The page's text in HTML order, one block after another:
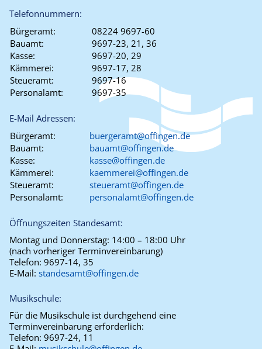
Telefonnummern:
Bürgeramt:
08224 9697-60
Bauamt:
9697-23, 21, 36
Kasse:
9697-20, 29
Kämmerei:
9697-17, 28
Steueramt:
9697-16
Personalamt:
9697-35
E-Mail Adressen:
Bürgeramt:
buergeramt@offingen.de
Bauamt:
bauamt@offingen.de
Kasse:
kasse@offingen.de
Kämmerei:
kaemmerei@offingen.de
Steueramt:
steueramt@offingen.de
Personalamt:
personalamt@offingen.de
Öffnungszeiten Standesamt:
Montag und Donnerstag: 14:00 – 18:00 Uhr
(nach vorheriger Terminvereinbarung)
Telefon: 9697-14, 35
E-Mail: standesamt@offingen.de
Musikschule:
Für die Musikschule ist durchgehend eine
Terminvereinbarung erforderlich:
Telefon: 9697-24, 11